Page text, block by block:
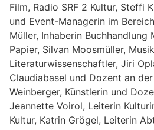
Film, Radio SRF 2 Kultur, Steffi
und Event-Managerin im
Müller, Inhaberin Buchhandlung
Papier, Silvan Moosmüller,
Literaturwissenschaftler, Jiri
Claudiabasel und Dozent an
Weinberger, Künstlerin und
Jeannette Voirol, Leiterin
Kultur, Katrin Grögel, Leiterin